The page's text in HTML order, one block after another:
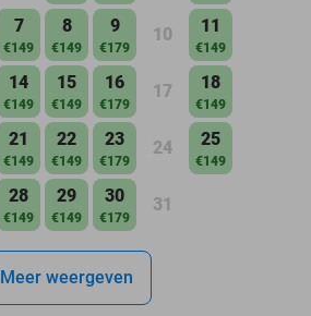
7
€149
8
€149
9
€179
10 11
€149
14
€149
15
€149
16
€179
17 18
€149
21
€149
22
€149
23
€179
24 25
€149
28
€149
29
€149
30
€179
31
Meer weergeven